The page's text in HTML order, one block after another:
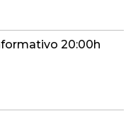
20:00h